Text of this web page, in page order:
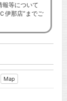
報等について
伊那店”までご
Map